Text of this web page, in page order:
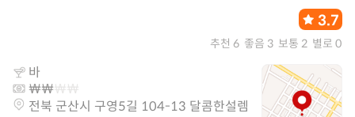
3.7
추천 6 좋음 3 보통 2 별로 0
바
전북 군산시 구영5길 104-13 달콤한설렘